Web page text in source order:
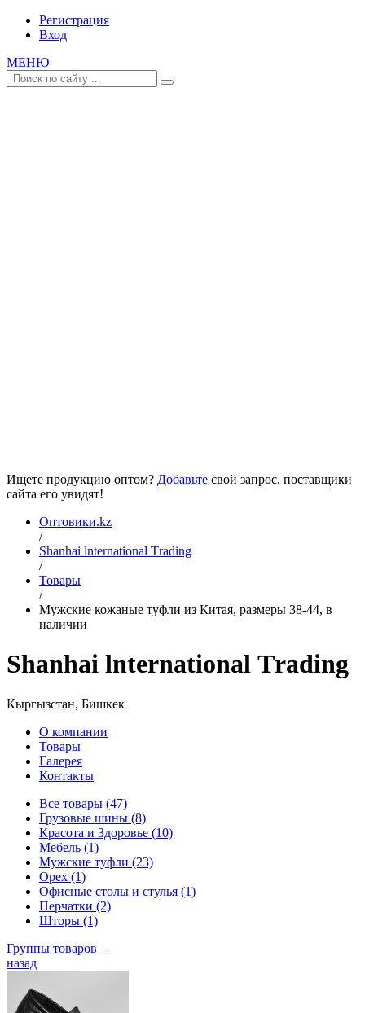
Регистрация
Вход
МЕНЮ
Ищете продукцию оптом? Добавьте свой запрос, поставщики
сайта его увидят!
Оптовики.kz
/
Shanhai lnternational Тrading
/
Товары
/
Мужские кожаные туфли из Китая, размеры 38-44, в
наличии
Shanhai lnternational Тrading
Кыргызстан, Бишкек
О компании
Товары
Галерея
Контакты
Все товары (47)
Грузовые шины (8)
Красота и Здоровье (10)
Мебель (1)
Мужские туфли (23)
Орех (1)
Офисные столы и стулья (1)
Перчатки (2)
Шторы (1)
Группы товаров
назад